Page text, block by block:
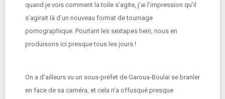
quand je vois comment la toile s’agite, j’ai l’impression qu’il
s’agirait là d’un nouveau format de tournage
pornographique. Pourtant les sextapes hein, nous en
produisons ici presque tous les jours !
On a d’ailleurs vu un sous-préfet de Garoua-Boulaï se branler
en face de sa caméra, et cela n’a offusqué presque